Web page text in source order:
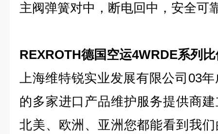
主阀弹簧对中，断电回中，安全可
REXROTH德国空运4WRDE系列
上海维特锐实业发展有限公司03
的多家进口产品维护服务提供商
北美、欧洲、亚洲您都能看到我